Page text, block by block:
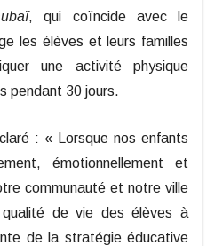
, qui coïncide avec le
les élèves et leurs familles
une activité physique
pendant 30 jours.
: « Lorsque nos enfants
émotionnellement et
communauté et notre ville
de vie des élèves à
de la stratégie éducative